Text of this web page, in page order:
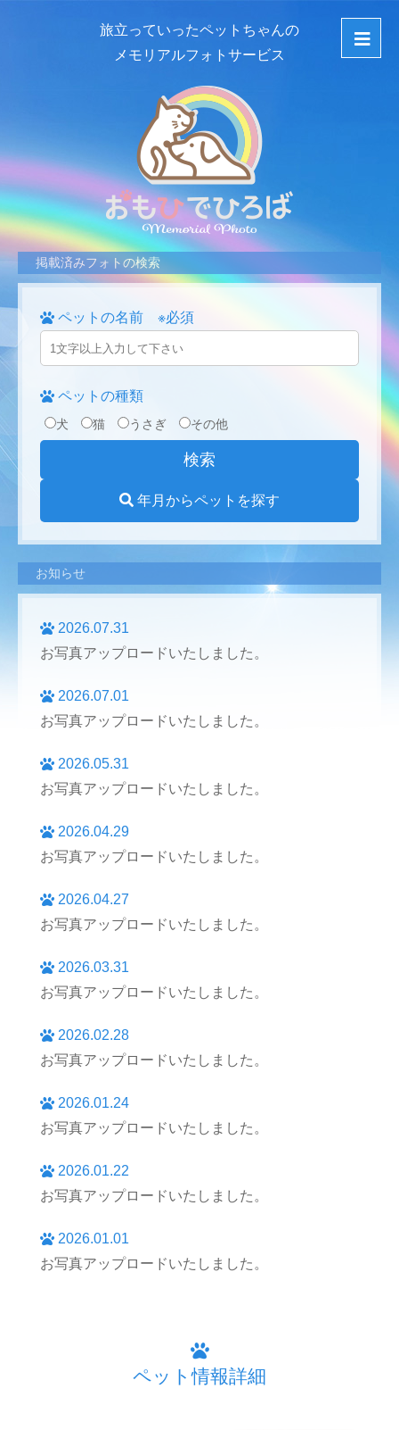
旅立っていったペットちゃんの
メモリアルフォトサービス
掲載済みフォトの検索
ペットの名前 ※必須
ペットの種類
犬 猫 うさぎ その他
年月からペットを探す
お知らせ
2026.07.31
お写真アップロードいたしました。
2026.07.01
お写真アップロードいたしました。
2026.05.31
お写真アップロードいたしました。
2026.04.29
お写真アップロードいたしました。
2026.04.27
お写真アップロードいたしました。
2026.03.31
お写真アップロードいたしました。
2026.02.28
お写真アップロードいたしました。
2026.01.24
お写真アップロードいたしました。
2026.01.22
お写真アップロードいたしました。
2026.01.01
お写真アップロードいたしました。
ペット情報詳細